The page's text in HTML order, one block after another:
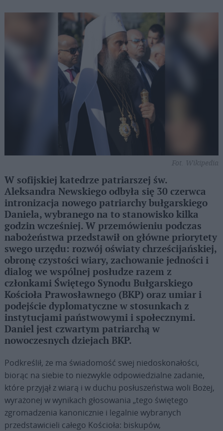
Fot. Wikipedia
W sofijskiej katedrze patriarszej św.
Aleksandra Newskiego odbyła się 30 czerwca
intronizacja nowego patriarchy bułgarskiego
Daniela, wybranego na to stanowisko kilka
godzin wcześniej. W przemówieniu podczas
nabożeństwa przedstawił on główne priorytety
swego urzędu: rozwój oświaty chrześcijańskiej,
obronę czystości wiary, zachowanie jedności i
dialog we wspólnej posłudze razem z
członkami Świętego Synodu Bułgarskiego
Kościoła Prawosławnego (BKP) oraz umiar i
podejście dyplomatyczne w stosunkach z
instytucjami państwowymi i społecznymi.
Daniel jest czwartym patriarchą w
nowoczesnych dziejach BKP.
Podkreślił, że ma świadomość swej niedoskonałości,
biorąc na siebie to niezwykle odpowiedzialne zadanie,
które przyjął z wiarą i w duchu posłuszeństwa woli Bożej,
wyrażonej w wynikach głosowania „tego świętego
zgromadzenia kanonicznie i legalnie wybranych
przedstawicieli całego Kościoła: biskupów,